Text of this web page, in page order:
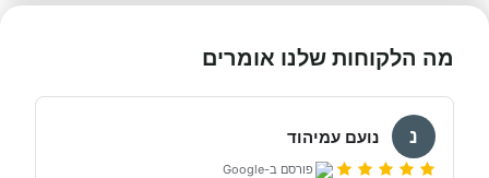
מה הלקוחות שלנו אומרים
נ נועם עמיהוד
פורסם ב-Google